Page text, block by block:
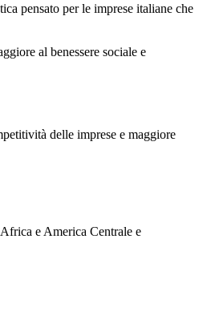
pensato per le imprese italiane che
al benessere sociale e
delle imprese e maggiore
e America Centrale e